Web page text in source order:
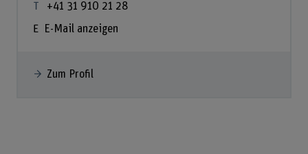
+41 31 910 21 28
E-Mail anzeigen
Zum Profil